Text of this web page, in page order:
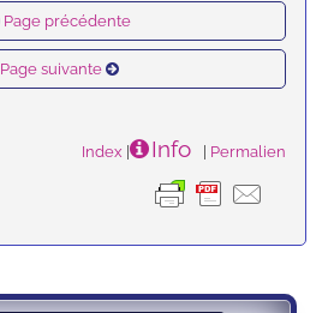
Page précédente
Page suivante
Index | Info | Permalien